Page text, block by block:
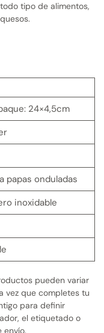
tipo de alimentos,
24×4,5cm
papas onduladas
inoxidable
pueden variar
vez que completes tu
para definir
el etiquetado o
envío.